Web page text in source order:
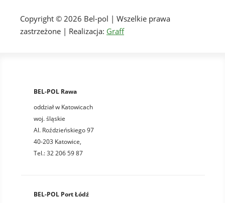
Copyright © 2026 Bel-pol | Wszelkie prawa
zastrzeżone | Realizacja: Graff
BEL-POL Rawa
oddział w Katowicach
woj. śląskie
Al. Roździeńskiego 97
40-203 Katowice,
Tel.: 32 206 59 87
BEL-POL Port Łódź